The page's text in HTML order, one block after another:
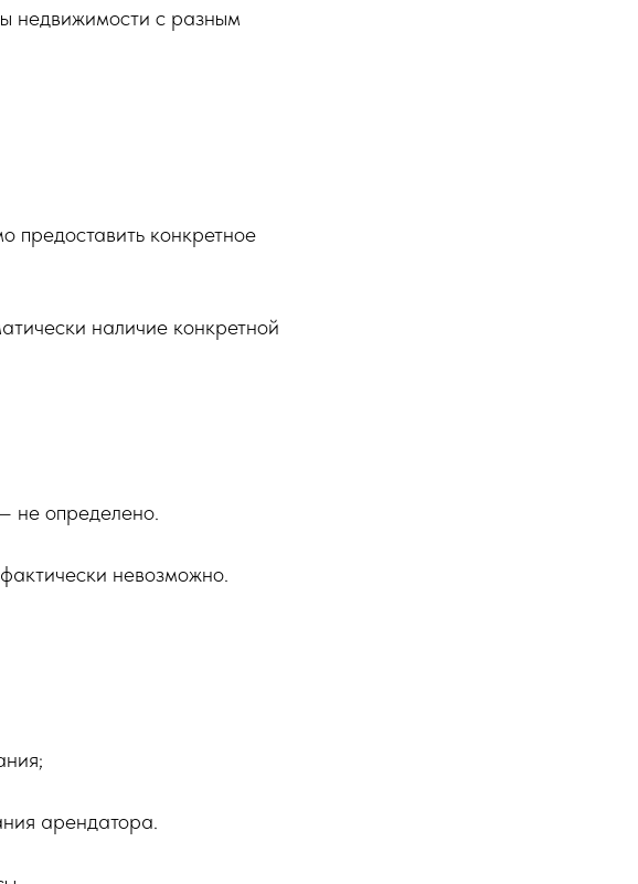
недвижимости с разным
предоставить конкретное
наличие конкретной
не определено.
невозможно.
арендатора.